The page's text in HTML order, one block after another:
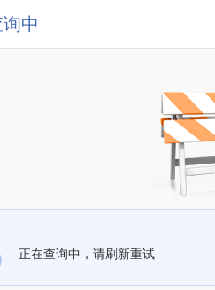
中
正在查询中，请刷新重试